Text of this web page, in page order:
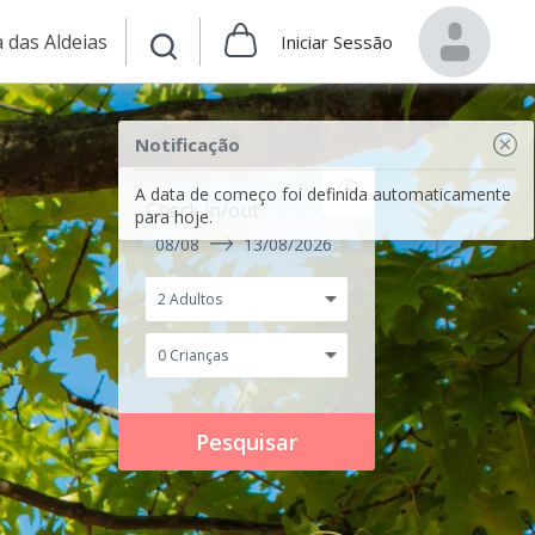
das Aldeias Iniciar Sessão
Notificação
A data de começo foi definida automaticamente
para hoje.
Check in/out
08/08 13/08/2026